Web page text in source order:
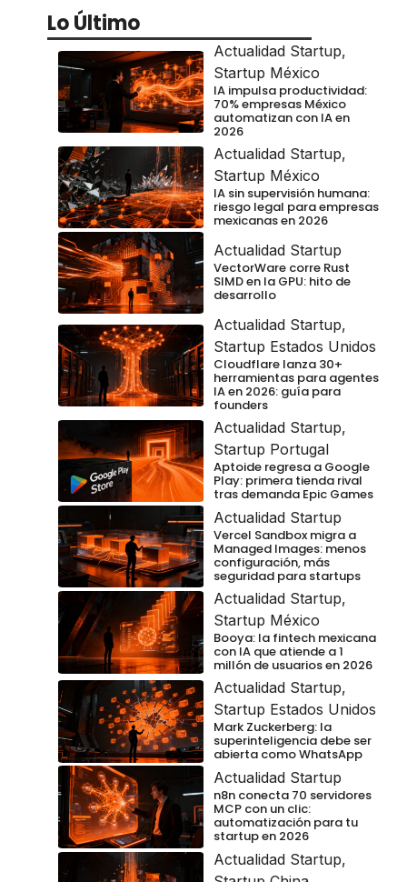
Lo Último
Actualidad Startup,
Startup México
IA impulsa productividad:
70% empresas México
automatizan con IA en
2026
Actualidad Startup,
Startup México
IA sin supervisión humana:
riesgo legal para empresas
mexicanas en 2026
Actualidad Startup
VectorWare corre Rust
SIMD en la GPU: hito de
desarrollo
Actualidad Startup,
Startup Estados Unidos
Cloudflare lanza 30+
herramientas para agentes
IA en 2026: guía para
founders
Actualidad Startup,
Startup Portugal
Aptoide regresa a Google
Play: primera tienda rival
tras demanda Epic Games
Actualidad Startup
Vercel Sandbox migra a
Managed Images: menos
configuración, más
seguridad para startups
Actualidad Startup,
Startup México
Booya: la fintech mexicana
con IA que atiende a 1
millón de usuarios en 2026
Actualidad Startup,
Startup Estados Unidos
Mark Zuckerberg: la
superinteligencia debe ser
abierta como WhatsApp
Actualidad Startup
n8n conecta 70 servidores
MCP con un clic:
automatización para tu
startup en 2026
Actualidad Startup,